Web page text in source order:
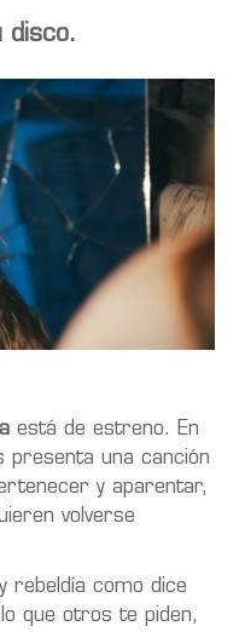
disco.
está de estreno. En
presenta una canción
y aparentar,
volverse
rebeldía como dice
que otros te piden,